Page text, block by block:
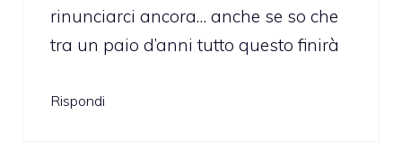
rinunciarci ancora… anche se so che
tra un paio d’anni tutto questo finirà
Rispondi